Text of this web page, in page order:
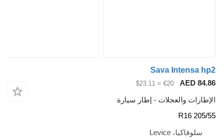
Sava
€20
≈ $23.11
والعجلات - إطار سيارة